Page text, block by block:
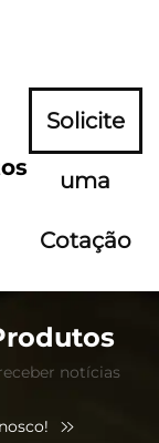
Solicite
uma
Cotação
Agora
notícias